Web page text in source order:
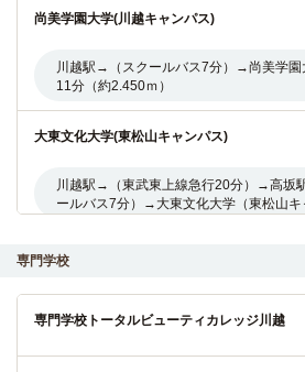
尚美学園大学(川越キャンパス)
川越駅→（スクールバス7分）→尚美学
11分（約2.450ｍ）
大東文化大学(東松山キャンパス)
川越駅→（東武東上線急行20分）→高坂
ールバス7分）→大東文化大学（東松山キ
東京国際大学(第１キャンパス)
文京学院大学(ふじみ野キャンパス)
専門学校
専門学校トータルビューティカレッジ川越